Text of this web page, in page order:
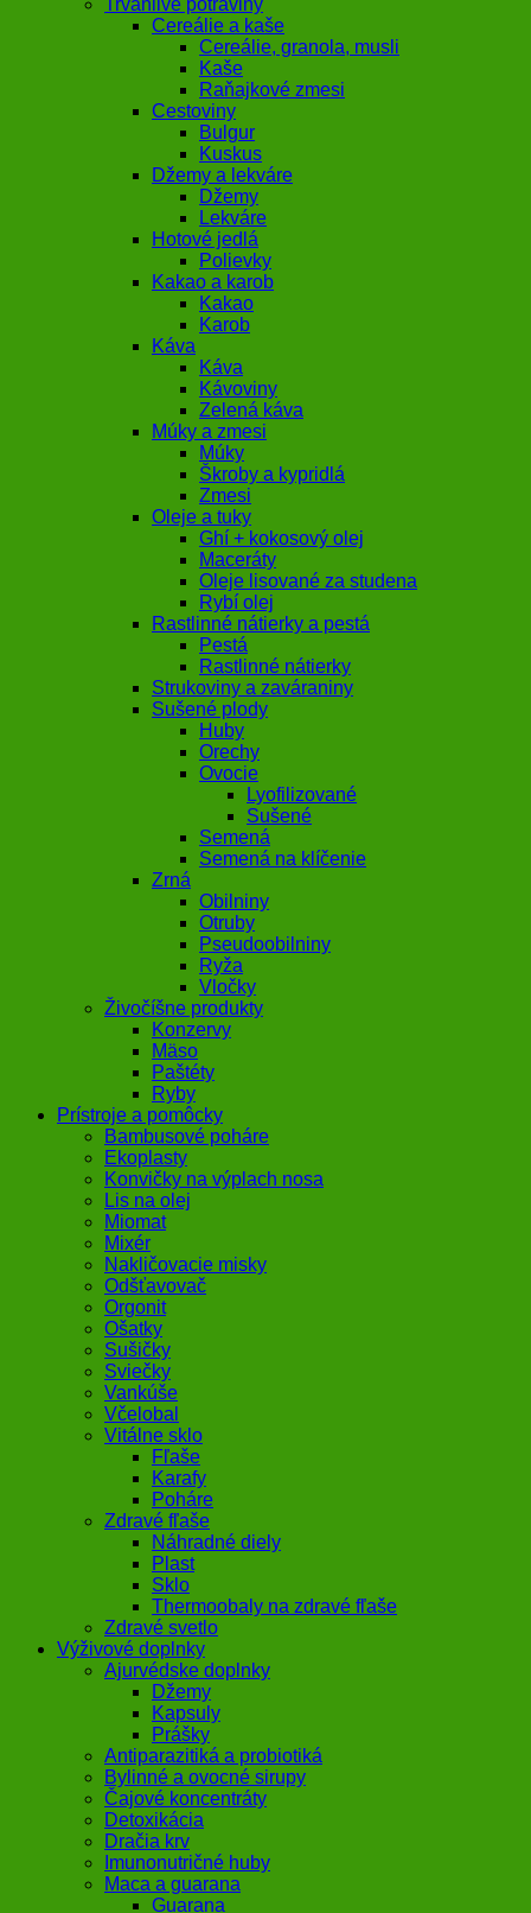
Trvanlivé potraviny
Cereálie a kaše
Cereálie, granola, musli
Kaše
Raňajkové zmesi
Cestoviny
Bulgur
Kuskus
Džemy a lekváre
Džemy
Lekváre
Hotové jedlá
Polievky
Kakao a karob
Kakao
Karob
Káva
Káva
Kávoviny
Zelená káva
Múky a zmesi
Múky
Škroby a kypridlá
Zmesi
Oleje a tuky
Ghí + kokosový olej
Maceráty
Oleje lisované za studena
Rybí olej
Rastlinné nátierky a pestá
Pestá
Rastlinné nátierky
Strukoviny a zaváraniny
Sušené plody
Huby
Orechy
Ovocie
Lyofilizované
Sušené
Semená
Semená na klíčenie
Zrná
Obilniny
Otruby
Pseudoobilniny
Ryža
Vločky
Živočíšne produkty
Konzervy
Mäso
Paštéty
Ryby
Prístroje a pomôcky
Bambusové poháre
Ekoplasty
Konvičky na výplach nosa
Lis na olej
Miomat
Mixér
Nakličovacie misky
Odšťavovač
Orgonit
Ošatky
Sušičky
Sviečky
Vankúše
Včelobal
Vitálne sklo
Fľaše
Karafy
Poháre
Zdravé fľaše
Náhradné diely
Plast
Sklo
Thermoobaly na zdravé fľaše
Zdravé svetlo
Výživové doplnky
Ajurvédske doplnky
Džemy
Kapsuly
Prášky
Antiparazitiká a probiotiká
Bylinné a ovocné sirupy
Čajové koncentráty
Detoxikácia
Dračia krv
Imunonutričné huby
Maca a guarana
Guarana